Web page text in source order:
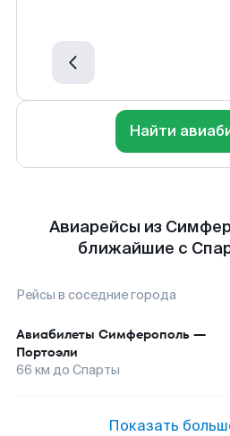
Найти
Авиарейсы из
ближайшие с
Рейсы в соседние города
Авиабилеты Симферополь —
Портоэли
66 км до Спарты
Показать